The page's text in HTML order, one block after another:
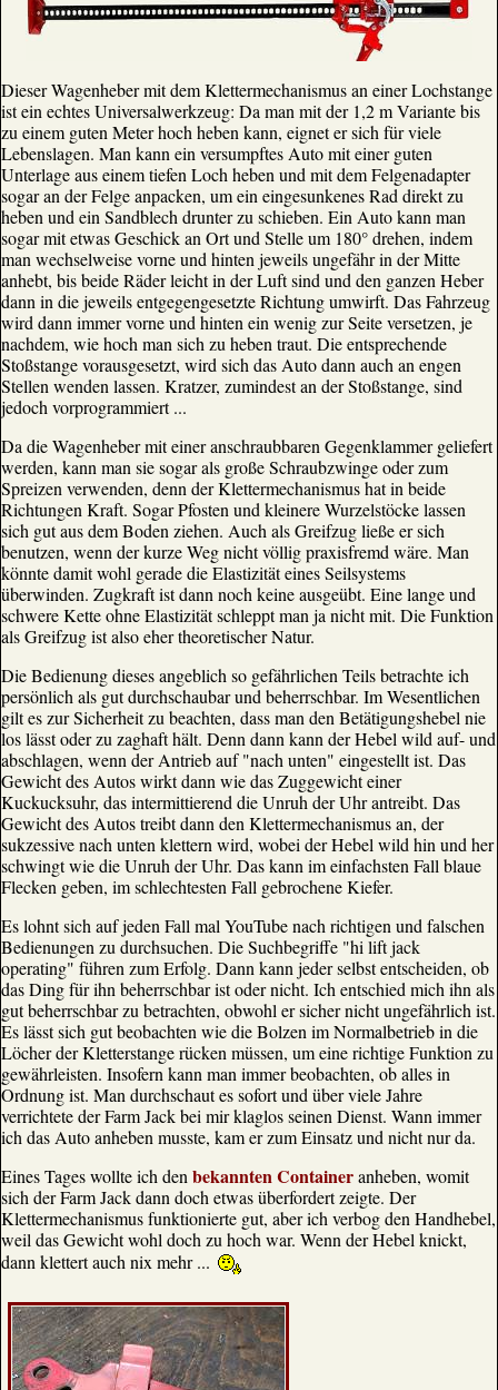
Dieser Wagenheber mit dem Klettermechanismus an einer Lochstange
ist ein echtes Universalwerkzeug: Da man mit der 1,2 m Variante bis
zu einem guten Meter hoch heben kann, eignet er sich für viele
Lebenslagen. Man kann ein versumpftes Auto mit einer guten
Unterlage aus einem tiefen Loch heben und mit dem Felgenadapter
sogar an der Felge anpacken, um ein eingesunkenes Rad direkt zu
heben und ein Sandblech drunter zu schieben. Ein Auto kann man
sogar mit etwas Geschick an Ort und Stelle um 180° drehen, indem
man wechselweise vorne und hinten jeweils ungefähr in der Mitte
anhebt, bis beide Räder leicht in der Luft sind und den ganzen Heber
dann in die jeweils entgegengesetzte Richtung umwirft. Das Fahrzeug
wird dann immer vorne und hinten ein wenig zur Seite versetzen, je
nachdem, wie hoch man sich zu heben traut. Die entsprechende
Stoßstange vorausgesetzt, wird sich das Auto dann auch an engen
Stellen wenden lassen. Kratzer, zumindest an der Stoßstange, sind
jedoch vorprogrammiert ...
Da die Wagenheber mit einer anschraubbaren Gegenklammer geliefert
werden, kann man sie sogar als große Schraubzwinge oder zum
Spreizen verwenden, denn der Klettermechanismus hat in beide
Richtungen Kraft. Sogar Pfosten und kleinere Wurzelstöcke lassen
sich gut aus dem Boden ziehen. Auch als Greifzug ließe er sich
benutzen, wenn der kurze Weg nicht völlig praxisfremd wäre. Man
könnte damit wohl gerade die Elastizität eines Seilsystems
überwinden. Zugkraft ist dann noch keine ausgeübt. Eine lange und
schwere Kette ohne Elastizität schleppt man ja nicht mit. Die Funktion
als Greifzug ist also eher theoretischer Natur.
Die Bedienung dieses angeblich so gefährlichen Teils betrachte ich
persönlich als gut durchschaubar und beherrschbar. Im Wesentlichen
gilt es zur Sicherheit zu beachten, dass man den Betätigungshebel nie
los lässt oder zu zaghaft hält. Denn dann kann der Hebel wild auf- und
abschlagen, wenn der Antrieb auf "nach unten" eingestellt ist. Das
Gewicht des Autos wirkt dann wie das Zuggewicht einer
Kuckucksuhr, das intermittierend die Unruh der Uhr antreibt. Das
Gewicht des Autos treibt dann den Klettermechanismus an, der
sukzessive nach unten klettern wird, wobei der Hebel wild hin und her
schwingt wie die Unruh der Uhr. Das kann im einfachsten Fall blaue
Flecken geben, im schlechtesten Fall gebrochene Kiefer.
Es lohnt sich auf jeden Fall mal YouTube nach richtigen und falschen
Bedienungen zu durchsuchen. Die Suchbegriffe "hi lift jack
operating" führen zum Erfolg. Dann kann jeder selbst entscheiden, ob
das Ding für ihn beherrschbar ist oder nicht. Ich entschied mich ihn als
gut beherrschbar zu betrachten, obwohl er sicher nicht ungefährlich ist.
Es lässt sich gut beobachten wie die Bolzen im Normalbetrieb in die
Löcher der Kletterstange rücken müssen, um eine richtige Funktion zu
gewährleisten. Insofern kann man immer beobachten, ob alles in
Ordnung ist. Man durchschaut es sofort und über viele Jahre
verrichtete der Farm Jack bei mir klaglos seinen Dienst. Wann immer
ich das Auto anheben musste, kam er zum Einsatz und nicht nur da.
Eines Tages wollte ich den bekannten Containeranheben, womit
sich der Farm Jack dann doch etwas überfordert zeigte. Der
Klettermechanismus funktionierte gut, aber ich verbog den Handhebel,
weil das Gewicht wohl doch zu hoch war. Wenn der Hebel knickt,
dann klettert auch nix mehr ...